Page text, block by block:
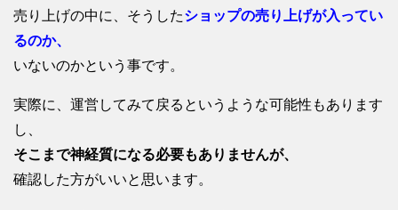
売り上げの中に、そうしたショップの売り上げが入ってい
るのか、
いないのかという事です。
実際に、運営してみて戻るというような可能性もあります
し、
そこまで神経質になる必要もありませんが、
確認した方がいいと思います。